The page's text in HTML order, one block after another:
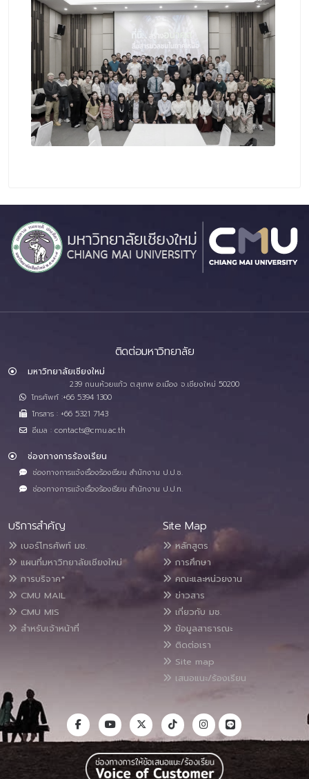
ติดต่อมหาวิทยาลัย
มหาวิทยาลัยเชียงใหม่
239 ถนนห้วยแก้ว ต.สุเทพ อ.เมือง จ.เชียงใหม่ 50200
โทรศัพท์ :+66 5394 1300
โทรสาร : +66 5321 7143
อีเมล : contacts@cmu.ac.th
ช่องทางการร้องเรียน
ช่องทางการแจ้งเรื่องร้องเรียน สำนักงาน ป.ป.ช.
ช่องทางการแจ้งเรื่องร้องเรียน สำนักงาน ป.ป.ท.
บริการสำคัญ
เบอร์โทรศัพท์ มช.
แผนที่มหาวิทยาลัยเชียงใหม่
การบริจาค*
CMU MAIL
CMU MIS
สำหรับเจ้าหน้าที่
Site Map
หลักสูตร
การศึกษา
คณะและหน่วยงาน
ข่าวสาร
เกี่ยวกับ มช.
ข้อมูลสาธารณะ
ติดต่อเรา
Site map
เสนอแนะ/ร้องเรียน